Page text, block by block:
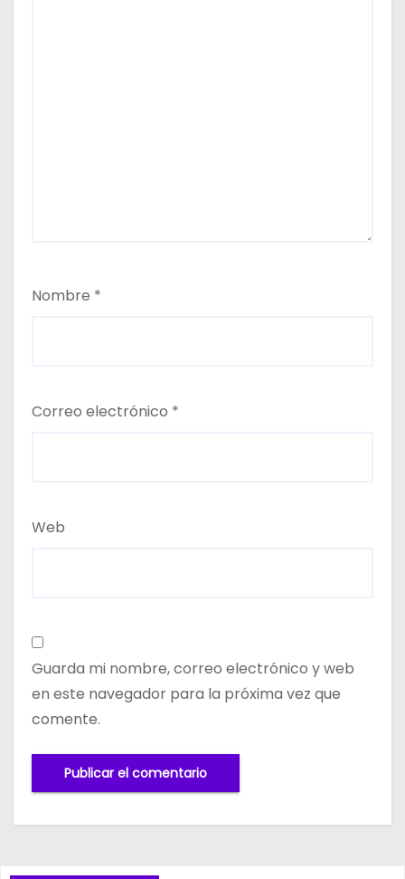
Nombre *
Correo electrónico *
Web
Guarda mi nombre, correo electrónico y web
en este navegador para la próxima vez que
comente.